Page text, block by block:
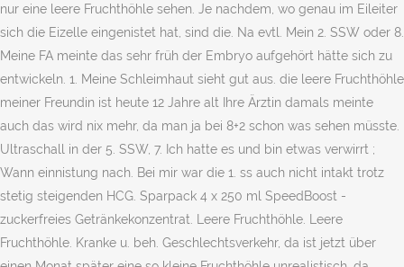
nur eine leere Fruchthöhle sehen. Je nachdem, wo genau im Eileiter
sich die Eizelle eingenistet hat, sind die. Na evtl. Mein 2. SSW oder 8.
Meine FA meinte das sehr früh der Embryo aufgehört hätte sich zu
entwickeln. 1. Meine Schleimhaut sieht gut aus. die leere Fruchthöhle
meiner Freundin ist heute 12 Jahre alt Ihre Ärztin damals meinte
auch das wird nix mehr, da man ja bei 8+2 schon was sehen müsste.
Ultraschall in der 5. SSW, 7. Ich hatte es und bin etwas verwirrt ;
Wann einnistung nach. Bei mir war die 1. ss auch nicht intakt trotz
stetig steigenden HCG. Sparpack 4 x 250 ml SpeedBoost -
zuckerfreies Getränkekonzentrat. Leere Fruchthöhle. Leere
Fruchthöhle. Kranke u. beh. Geschlechtsverkehr, da ist jetzt über